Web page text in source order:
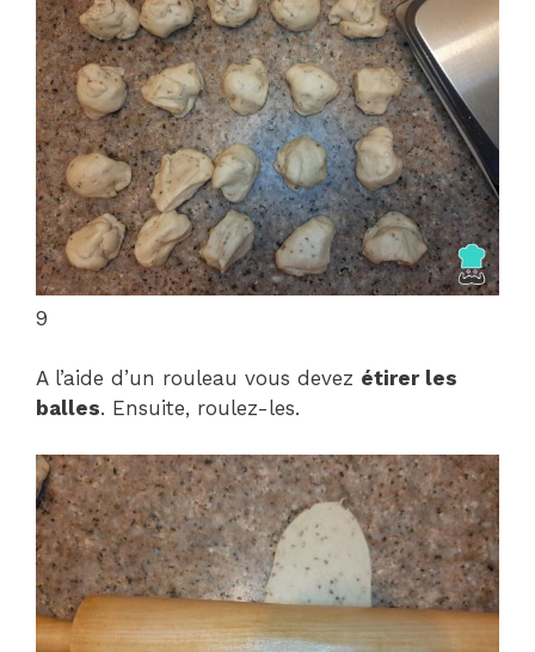
9
A l’aide d’un rouleau vous devez étirer les
balles. Ensuite, roulez-les.